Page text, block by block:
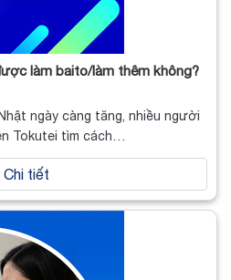
làm baito/làm thêm không?
ngày càng tăng, nhiều người
Tokutei tìm cách…
Chi tiết